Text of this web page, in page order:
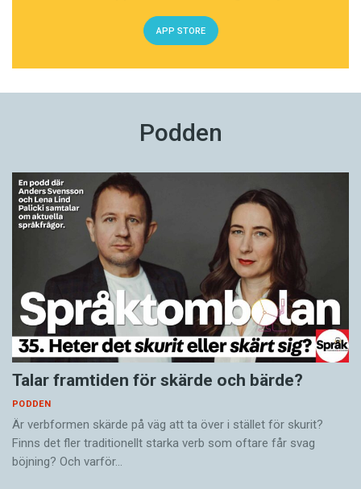
APP STORE
Podden
Talar framtiden för skärde och bärde?
PODDEN
Är verbformen skärde på väg att ta över i stället för skurit?
Finns det fler traditionellt starka verb som oftare får svag
böjning? Och varför…